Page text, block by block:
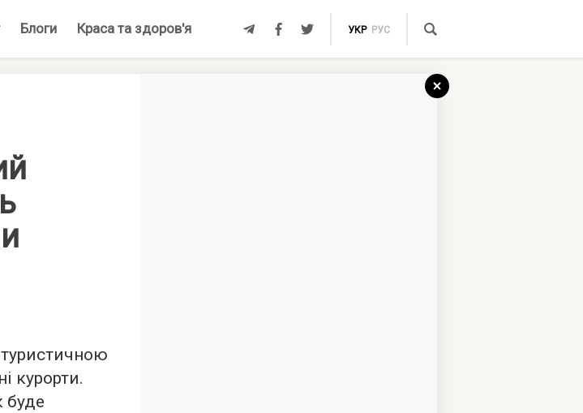
Блоги Краса та здоров'я УКР РУС
курорти.
буде